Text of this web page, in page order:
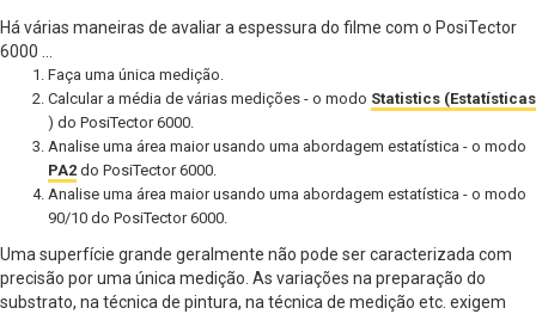
Há várias maneiras de avaliar a espessura do filme com o PosiTector
6000 ...
Faça uma única medição.
Calcular a média de várias medições - o modo Statistics (Estatísticas
) do PosiTector 6000.
Analise uma área maior usando uma abordagem estatística - o modo
PA2 do PosiTector 6000.
Analise uma área maior usando uma abordagem estatística - o modo
90/10 do PosiTector 6000.
Uma superfície grande geralmente não pode ser caracterizada com
precisão por uma única medição. As variações na preparação do
substrato, na técnica de pintura, na técnica de medição etc. exigem